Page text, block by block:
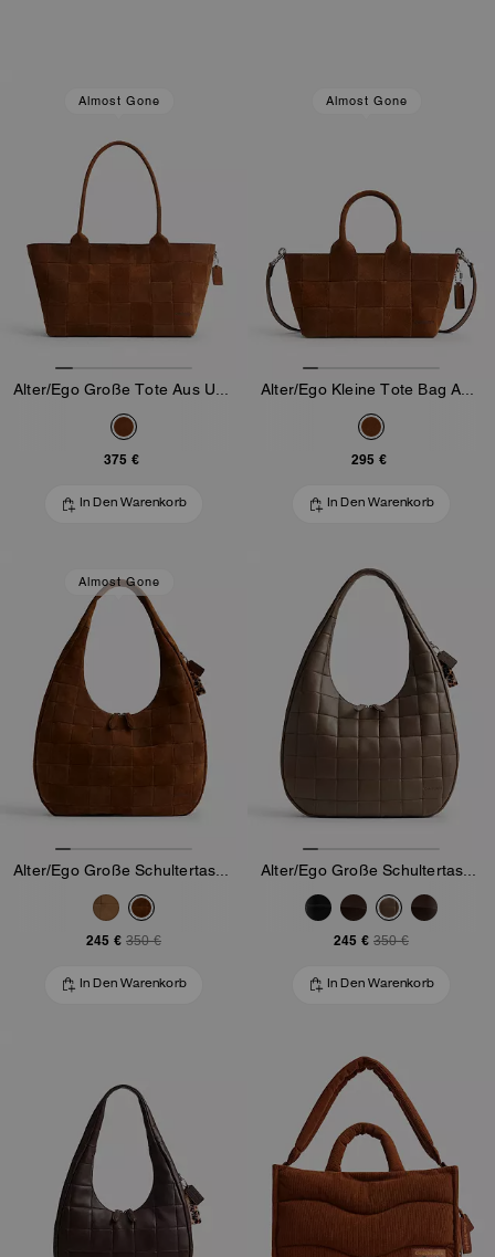
Almost Gone
375 €
In Den Warenkorb
Almost Gone
295 €
In Den Warenkorb
Almost Gone
245 € 350 €
In Den Warenkorb
245 € 350 €
In Den Warenkorb